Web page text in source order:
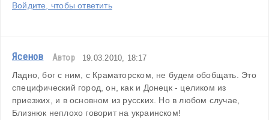
Войдите, чтобы ответить
Ясенов Автор 19.03.2010, 18:17
Ладно, бог с ним, с Краматорском, не будем обобщать. Это
специфический город, он, как и Донецк - целиком из
приезжих, и в основном из русских. Но в любом случае,
Близнюк неплохо говорит на украинском!